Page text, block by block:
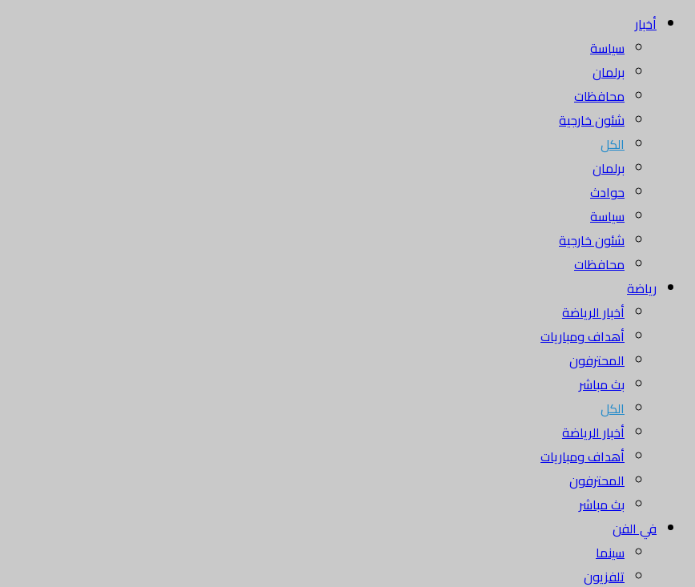
أخبار
سياسة
برلمان
محافظات
شئون خارجية
الكل
برلمان
حوادث
سياسة
شئون خارجية
محافظات
رياضة
أخبار الرياضة
أهداف ومباريات
المحترفون
بث مباشر
الكل
أخبار الرياضة
أهداف ومباريات
المحترفون
بث مباشر
في الفن
سينما
تلفزيون